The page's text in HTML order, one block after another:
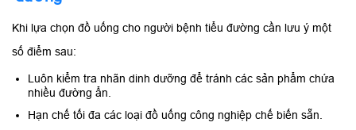
Khi lựa chọn đồ uống cho người bệnh tiểu đường cần lưu ý một
số điểm sau:
Luôn kiểm tra nhãn dinh dưỡng để tránh các sản phẩm chứa
nhiều đường ẩn.
Hạn chế tối đa các loại đồ uống công nghiệp chế biến sẵn.